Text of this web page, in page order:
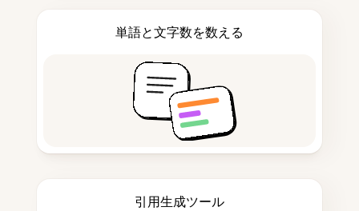
単語と文字数を数える
引用生成ツール